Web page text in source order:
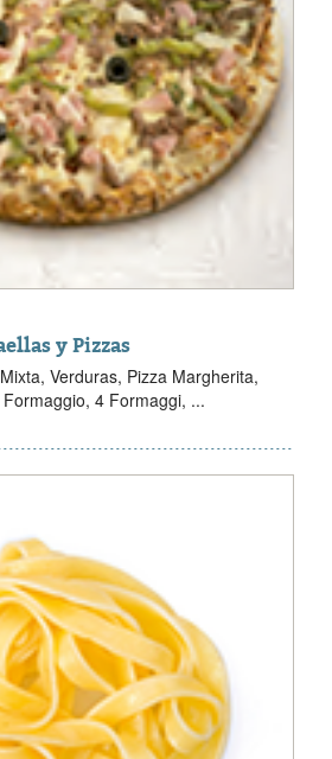
y Pizzas
Verduras, Pizza Margherita,
4 Formaggi, ...